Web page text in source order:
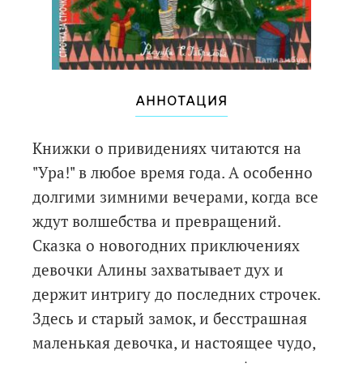
АННОТАЦИЯ
Книжки о привидениях читаются на
"Ура!" в любое время года. А особенно
долгими зимними вечерами, когда все
ждут волшебства и превращений.
Сказка о новогодних приключениях
девочки Алины захватывает дух и
держит интригу до последних строчек.
Здесь и старый замок, и бесстрашная
маленькая девочка, и настоящее чудо,
и, конечно же, привидения. А